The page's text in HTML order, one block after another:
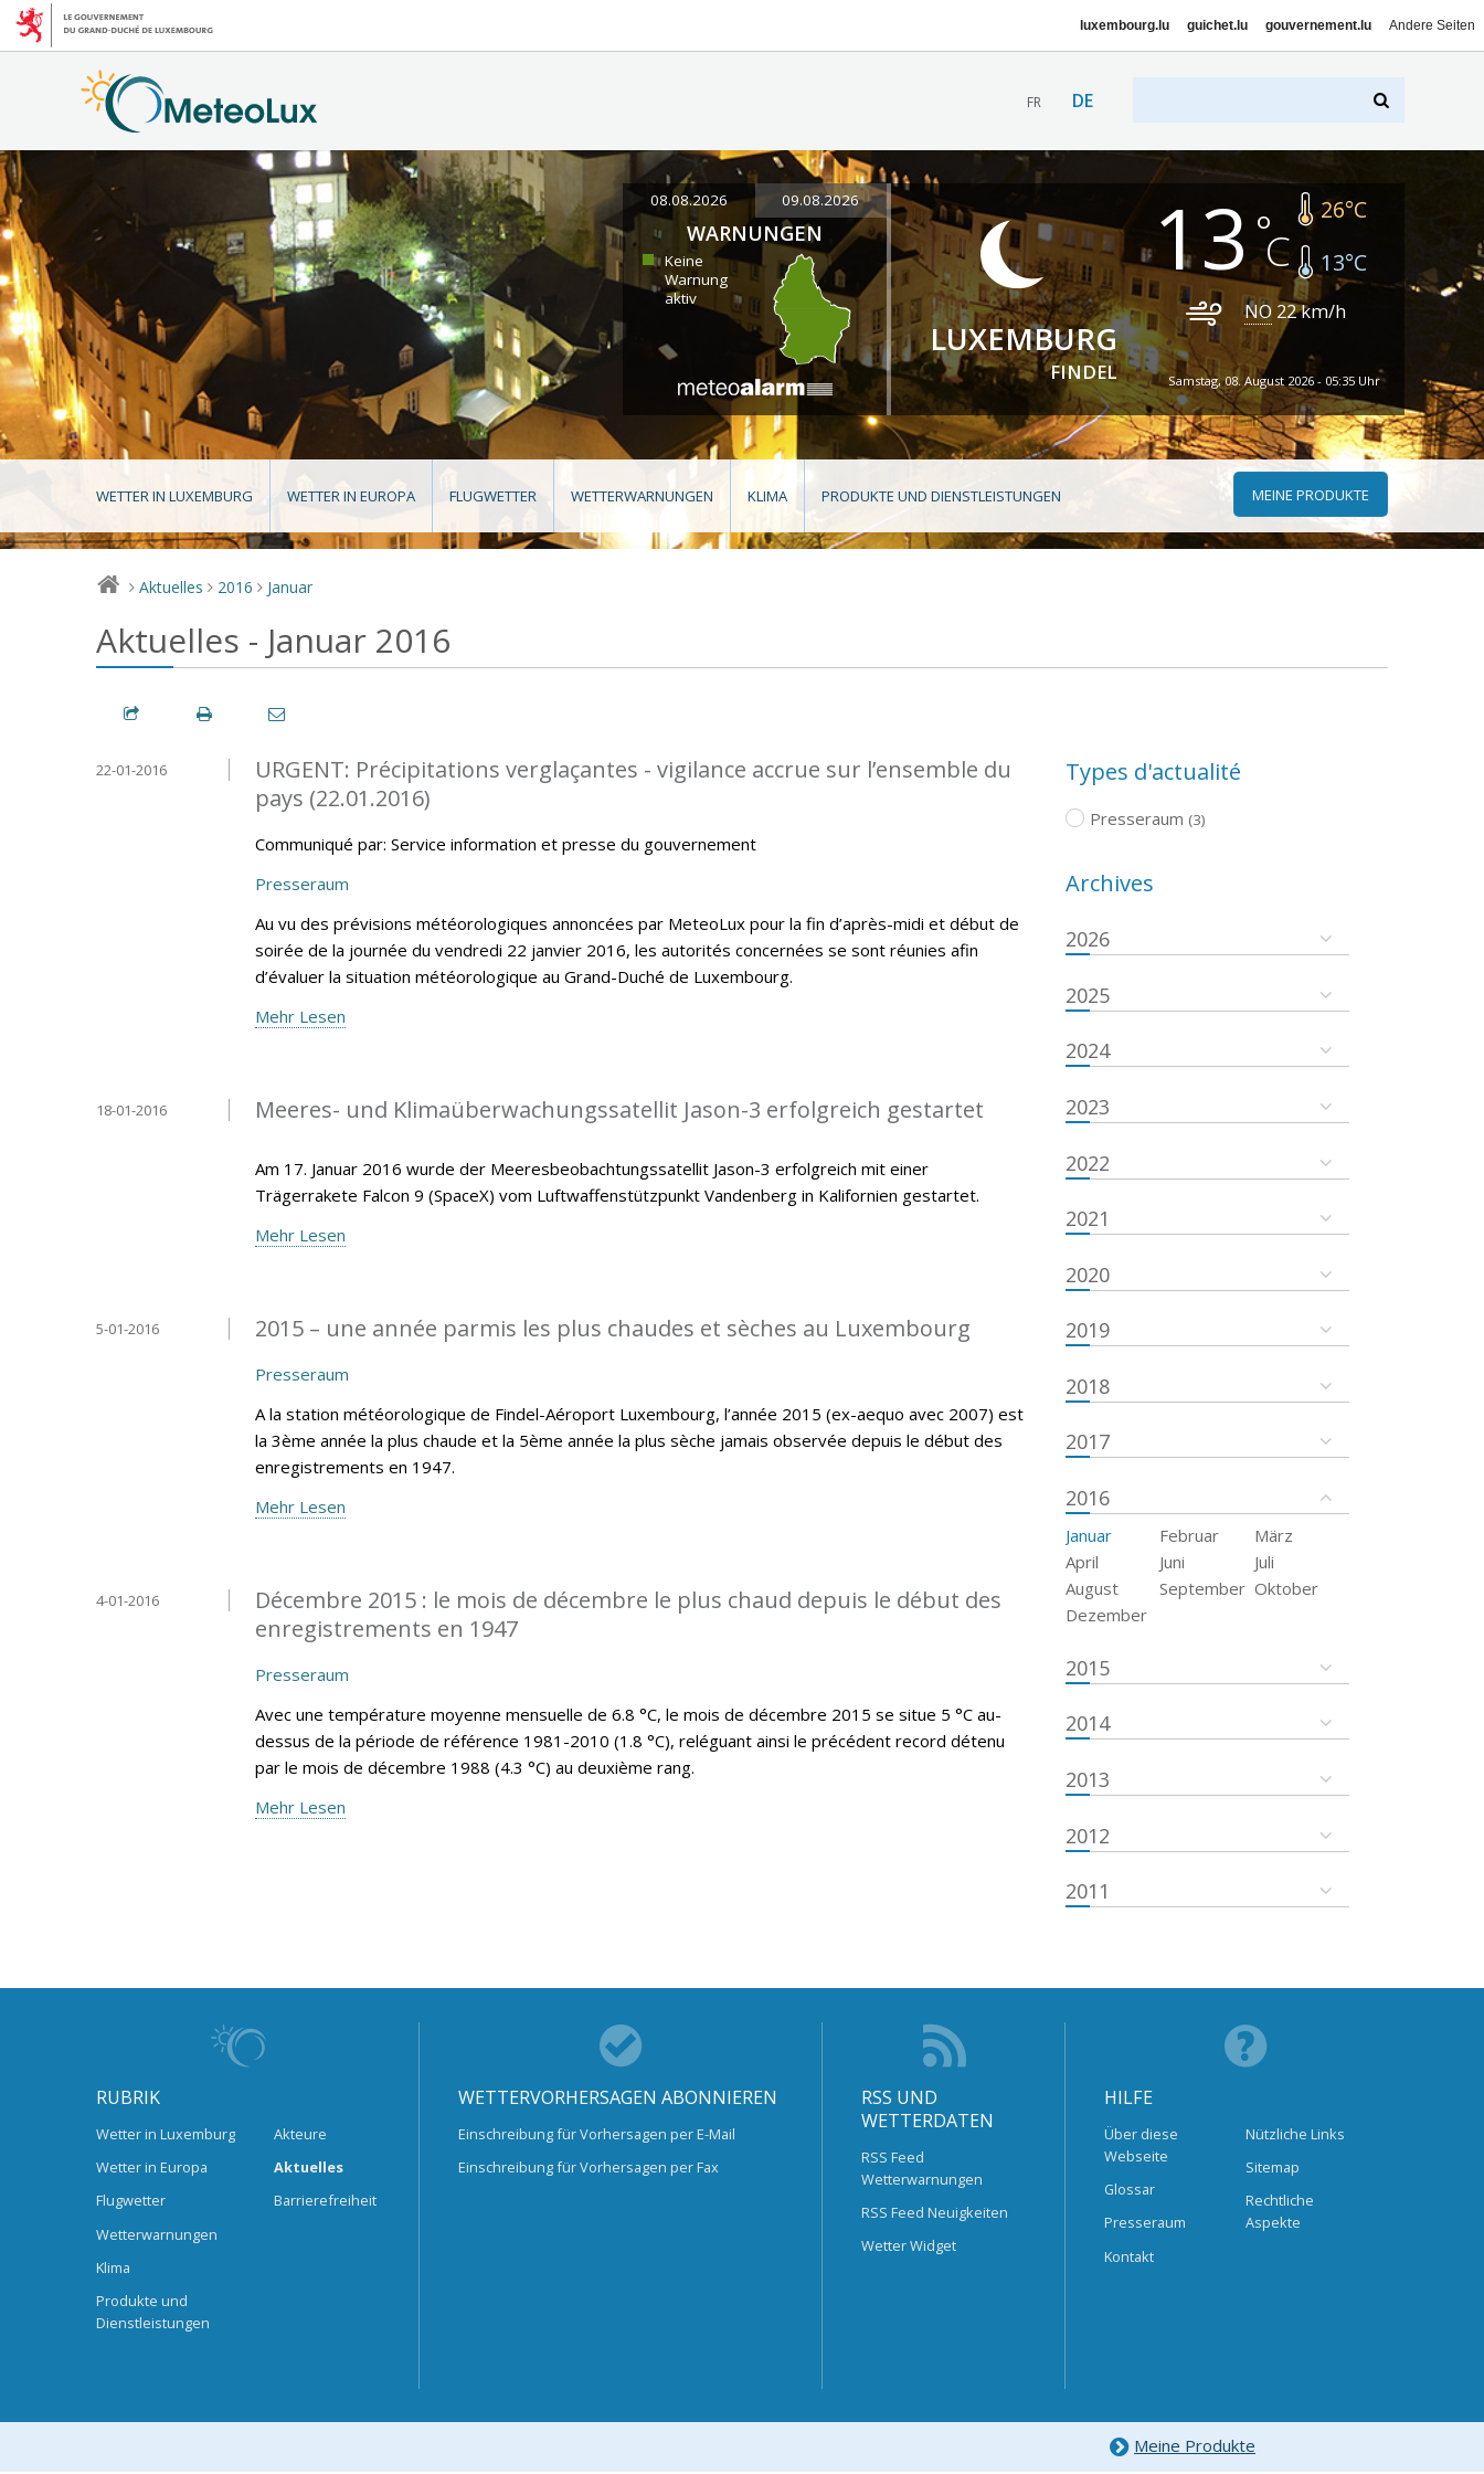
luxembourg.lu guichet.lu gouvernement.lu Andere Seiten
FR DE
08.08.2026 09.08.2026
WARNUNGEN
Keine
Warnung
aktiv
LUXEMBURG
FINDEL
13 26°C
13°C
NO 22km/h
Samstag, 08. August 2026 - 05:35 Uhr
WETTER IN LUXEMBURG WETTER IN EUROPA FLUGWETTER WETTERWARNUNGEN KLIMA PRODUKTE UND DIENSTLEISTUNGEN MEINE PRODUKTE
> Aktuelles > 2016 > Januar
Aktuelles - Januar 2016
URGENT: Précipitations verglaçantes - vigilance accrue sur l’ensemble du
pays (22.01.2016)
Communiqué par: Service information et presse du gouvernement
22-01-2016
Presseraum
Au vu des prévisions météorologiques annoncées par MeteoLux pour la fin d’après-midi et début de
soirée de la journée du vendredi 22 janvier 2016, les autorités concernées se sont réunies afin
d’évaluer la situation météorologique au Grand-Duché de Luxembourg.
Mehr Lesen
Meeres- und Klimaüberwachungssatellit Jason-3 erfolgreich gestartet
18-01-2016
Am 17. Januar 2016 wurde der Meeresbeobachtungssatellit Jason-3 erfolgreich mit einer
Trägerrakete Falcon 9 (SpaceX) vom Luftwaffenstützpunkt Vandenberg in Kalifornien gestartet.
Mehr Lesen
2015 – une année parmis les plus chaudes et sèches au Luxembourg
5-01-2016
Presseraum
A la station météorologique de Findel-Aéroport Luxembourg, l’année 2015 (ex-aequo avec 2007) est
la 3ème année la plus chaude et la 5ème année la plus sèche jamais observée depuis le début des
enregistrements en 1947.
Mehr Lesen
Décembre 2015 : le mois de décembre le plus chaud depuis le début des
enregistrements en 1947
4-01-2016
Presseraum
Avec une température moyenne mensuelle de 6.8 °C, le mois de décembre 2015 se situe 5 °C au-
dessus de la période de référence 1981-2010 (1.8 °C), reléguant ainsi le précédent record détenu
par le mois de décembre 1988 (4.3 °C) au deuxième rang.
Mehr Lesen
Types d'actualité
Presseraum (3)
Archives
2026
2025
2024
2023
2022
2021
2020
2019
2018
2017
2016
Januar Februar
März
April
Juni
Juli
August
September Oktober
Dezember
2015
2014
2013
2012
2011
RUBRIK
Wetter in Luxemburg
Wetter in Europa
Flugwetter
Wetterwarnungen
Klima
Produkte und
Dienstleistungen
Akteure
Aktuelles
Barrierefreiheit
WETTERVORHERSAGEN ABONNIEREN
Einschreibung für Vorhersagen per E-Mail
Einschreibung für Vorhersagen per Fax
RSS UND
WETTERDATEN
RSS Feed
Wetterwarnungen
RSS Feed Neuigkeiten
Wetter Widget
HILFE
Über diese
Webseite
Glossar
Presseraum
Kontakt
Nützliche Links
Sitemap
Rechtliche
Aspekte
Meine Produkte